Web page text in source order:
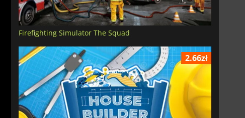
Firefighting Simulator The Squad
2.66zł